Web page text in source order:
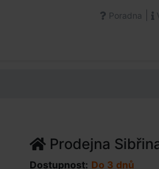
Poradna
Prodejna
Dostupnost: Do 3 dnů